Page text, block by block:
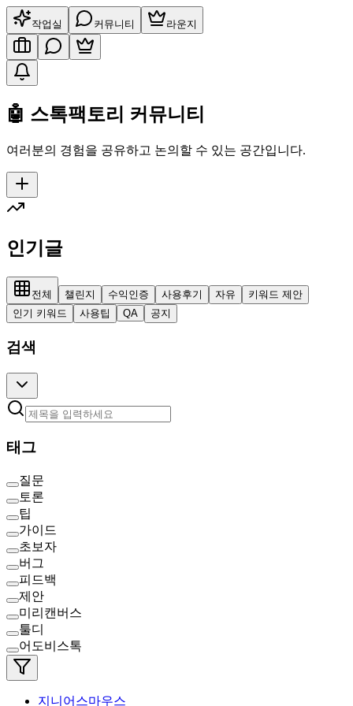
작업실 커뮤니티 라운지
🤖 스톡팩토리 커뮤니티
여러분의 경험을 공유하고 논의할 수 있는 공간입니다.
인기글
전체 챌린지 수익인증 사용후기 자유
키워드 제안
인기 키워드
사용팁 QA 공지
검색
태그
질문
토론
팁
가이드
초보자
버그
피드백
제안
미리캔버스
툴디
어도비스톡
지니어스마우스